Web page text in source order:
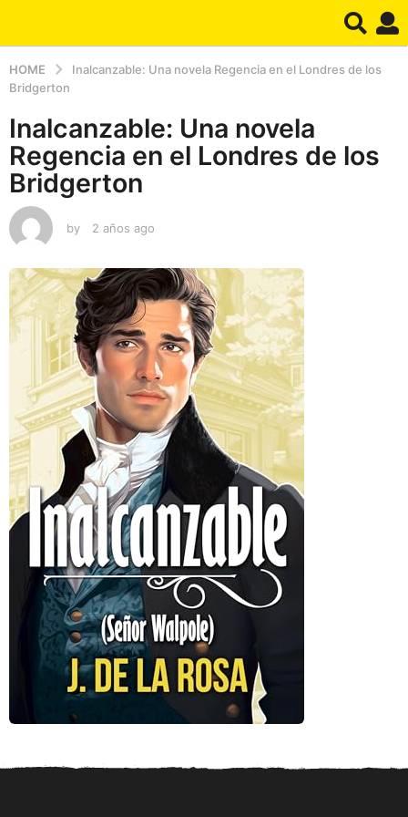
HOME
Inalcanzable: Una novela Regencia en el Londres de los
Bridgerton
Inalcanzable: Una novela
Regencia en el Londres de los
Bridgerton
by 2 años ago
o
s
g
o